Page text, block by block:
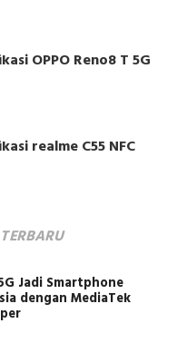
OPPO Reno8 T 5G
realme C55 NFC
TERBARU
Jadi Smartphone
dengan MediaTek